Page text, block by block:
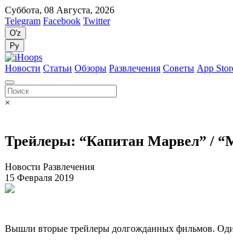
Суббота, 08 Августа, 2026
Telegram Facebook Twitter
O'z
Ру
Новости Статьи Обзоры Развлечения Советы App
×
Трейлеры: “Капитан Марвел” /
Новости Развлечения
15 Февраля 2019
Вышли вторые трейлеры долгожданных фильмов.